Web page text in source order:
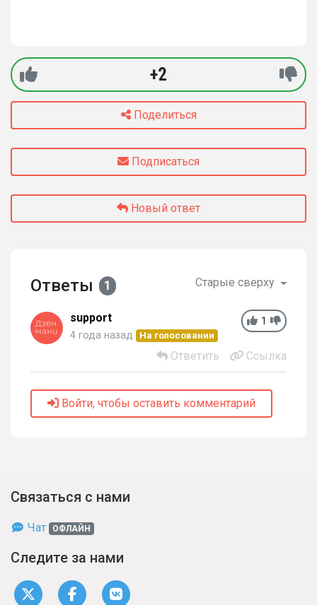
+2
Поделиться
Подписаться
Новый ответ
Ответы 1 Старые сверху
1
support
4 года назад На голосовании
Ответить Ссылка
Войти, чтобы оставить комментарий
Связаться с нами
Чат ОФЛАЙН
Следите за нами